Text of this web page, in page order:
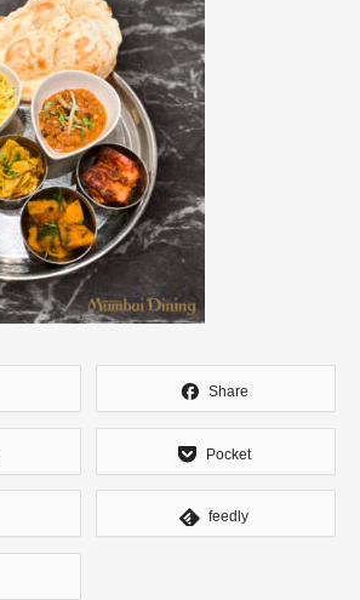
Share
Pocket
feedly